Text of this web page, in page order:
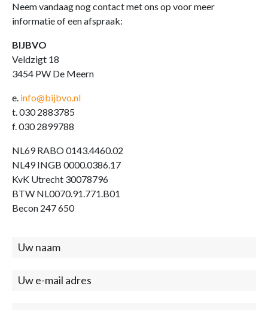
Neem vandaag nog contact met ons op voor meer
informatie of een afspraak:
BIJBVO
Veldzigt 18
3454 PW De Meern
e. info@bijbvo.nl
t. 030 2883785
f. 030 2899788
NL69 RABO 0143.4460.02
NL49 INGB 0000.0386.17
KvK Utrecht 30078796
BTW NL0070.91.771.B01
Becon 247 650
Contact